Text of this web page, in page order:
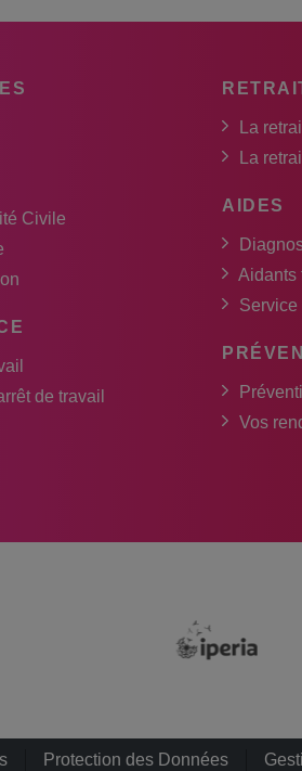
Civile
de travail
La
La
AIDES
Aidants
Service
Vos
Protection des Données